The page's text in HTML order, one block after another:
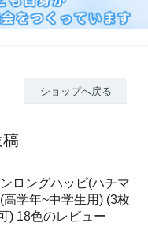
ショップへ戻る
ロングハッピ(ハチマ
高学年~中学生用) (3枚
) 18色のレビュー